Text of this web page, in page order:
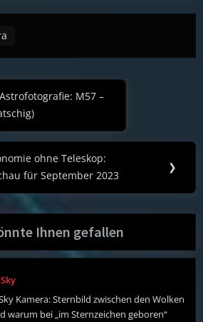
M57 –
ohne Teleskop:
für September 2023
❯
Ihnen gefallen
Kamera: Sternbild zwischen den Wolken
warum bei „im Sternzeichen geboren“